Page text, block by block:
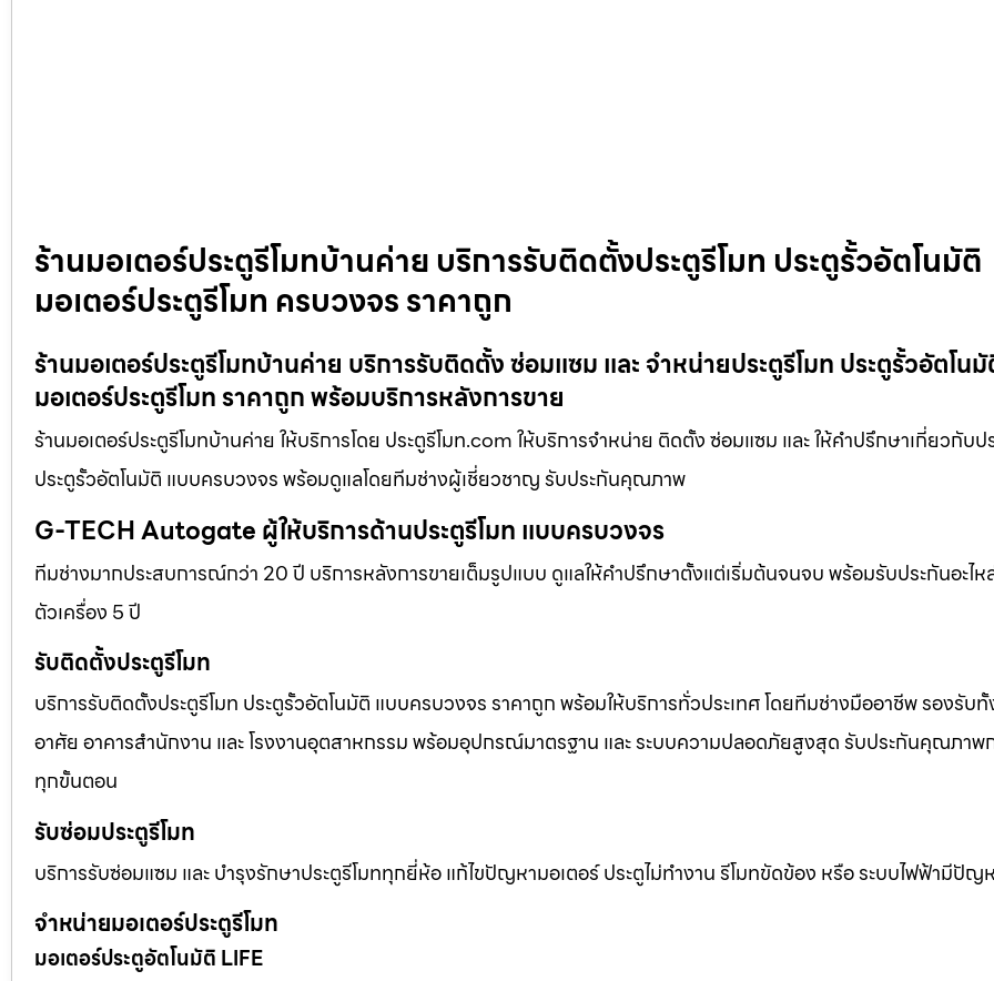
ร้านมอเตอร์ประตูรีโมทบ้านค่าย บริการรับติดตั้งประตูรีโมท ประตูรั้วอัตโนมัติ
มอเตอร์ประตูรีโมท ครบวงจร ราคาถูก
ร้านมอเตอร์ประตูรีโมทบ้านค่าย บริการรับติดตั้ง ซ่อมแซม และ จำหน่ายประตูรีโมท ประตูรั้วอัตโน
มอเตอร์ประตูรีโมท ราคาถูก พร้อมบริการหลังการขาย
ร้านมอเตอร์ประตูรีโมทบ้านค่าย ให้บริการโดย ประตูรีโมท.com ให้บริการจำหน่าย ติดตั้ง ซ่อมแซม และ ให้คำปรึกษาเกี่ยวกับป
ประตูรั้วอัตโนมัติ แบบครบวงจร พร้อมดูแลโดยทีมช่างผู้เชี่ยวชาญ รับประกันคุณภาพ
G-TECH Autogate ผู้ให้บริการด้านประตูรีโมท แบบครบวงจร
ทีมช่างมากประสบการณ์กว่า 20 ปี บริการหลังการขายเต็มรูปแบบ ดูแลให้คำปรึกษาตั้งแต่เริ่มต้นจนจบ พร้อมรับประกันอะไห
ตัวเครื่อง 5 ปี
รับติดตั้งประตูรีโมท
บริการรับติดตั้งประตูรีโมท ประตูรั้วอัตโนมัติ แบบครบวงจร ราคาถูก พร้อมให้บริการทั่วประเทศ โดยทีมช่างมืออาชีพ รองรับ
อาศัย อาคารสำนักงาน และ โรงงานอุตสาหกรรม พร้อมอุปกรณ์มาตรฐาน และ ระบบความปลอดภัยสูงสุด รับประกันคุณภาพ
ทุกขั้นตอน
รับซ่อมประตูรีโมท
บริการรับซ่อมแซม และ บำรุงรักษาประตูรีโมททุกยี่ห้อ แก้ไขปัญหามอเตอร์ ประตูไม่ทำงาน รีโมทขัดข้อง หรือ ระบบไฟฟ้ามีปัญ
จำหน่ายมอเตอร์ประตูรีโมท
มอเตอร์ประตูอัตโนมัติ LIFE